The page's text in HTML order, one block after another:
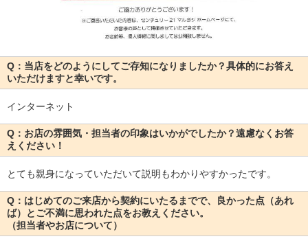
Q：当店をどのようにしてご存知になりましたか？具体的にお答え
いただけますと幸いです。
インターネット
Q：お店の雰囲気・担当者の印象はいかがでしたか？遠慮なくお答
えください！
とても親身になっていただいて説明もわかりやすかったです。
Q：はじめてのご来店から契約にいたるまでで、良かった点（あれ
ば）とご不満に思われた点をお教えください。
（担当者やお店について）